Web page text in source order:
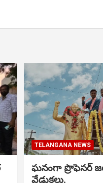
TELANGANA NEWS
ఘనంగా ప్రొఫెసర్
వేడుకలు.